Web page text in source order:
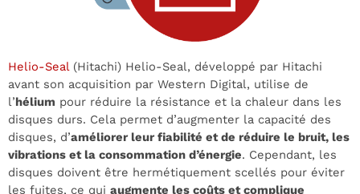
Helio-Seal(Hitachi) Helio-Seal, développé par Hitachi
avant son acquisition par Western Digital, utilise de
l’hélium pour réduire la résistance et la chaleur dans les
disques durs. Cela permet d’augmenter la capacité des
disques, d’améliorer leur fiabilité et de réduire le bruit, les
vibrations et la consommation d’énergie. Cependant, les
disques doivent être hermétiquement scellés pour éviter
les fuites, ce qui augmente les coûts et complique